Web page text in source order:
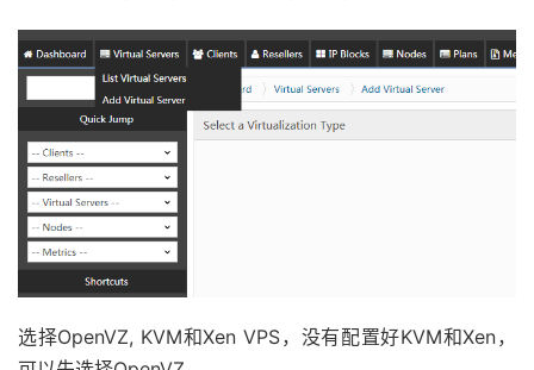
选择OpenVZ, KVM和Xen VPS，没有配置好KVM和Xen，